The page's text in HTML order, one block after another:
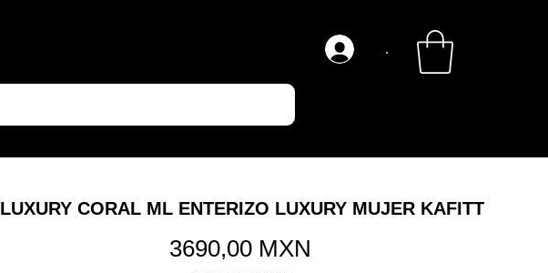
.
LUXURY CORAL ML ENTERIZO LUXURY MUJER KAFITT
3690,00 MXN